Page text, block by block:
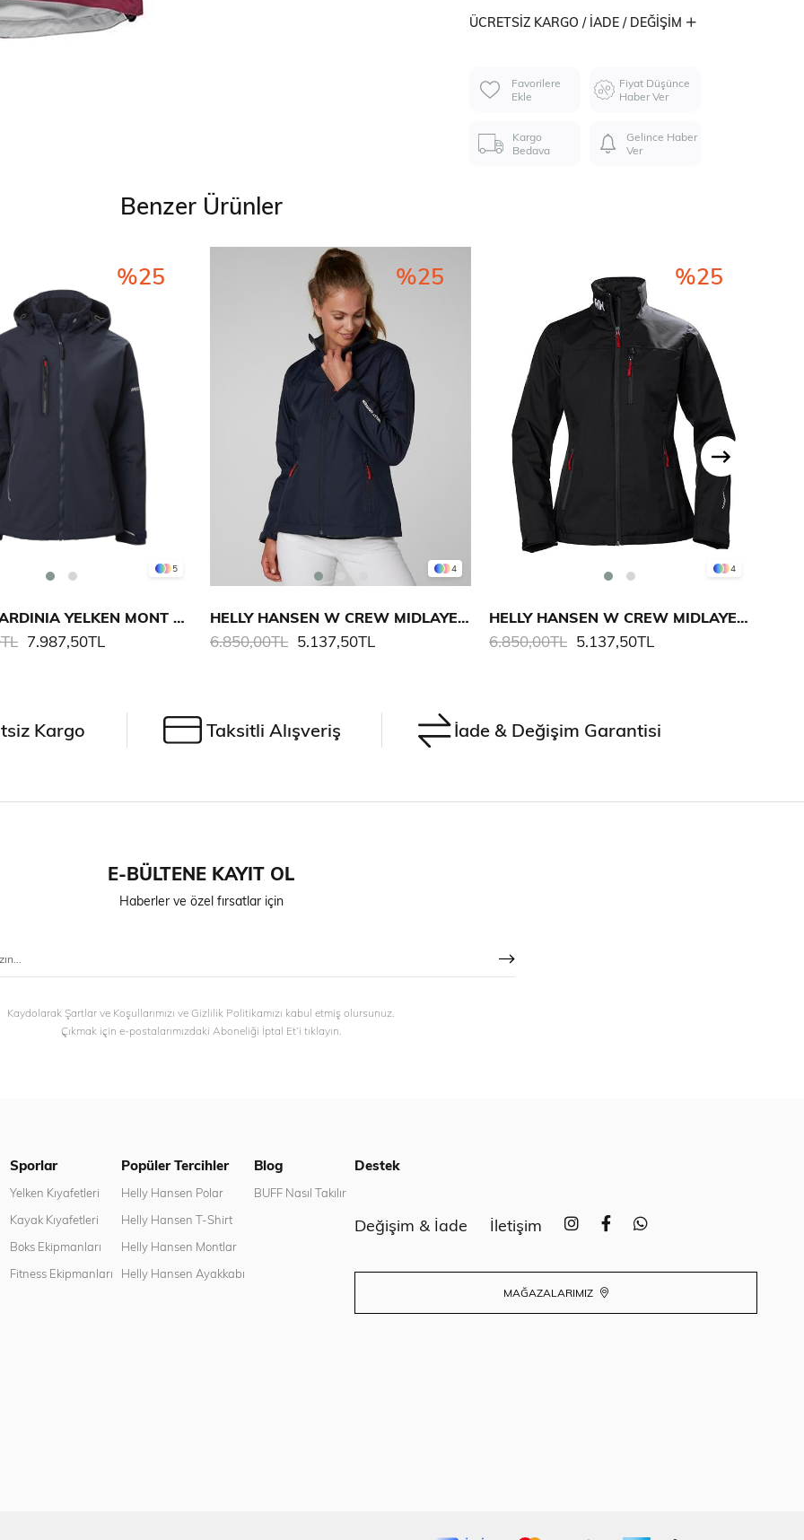
ÜCRETSIZ KARGO / İADE / DEĞIŞIM
Favorilere
Ekle
Fiyat Düşünce
Haber Ver
Kargo
Bedava
Gelince Haber
Ver
Benzer Ürünler
5
MUSTO SARDINIA YELKEN MONT 2.0 KADIN
7.987,50TL
%25
4
HELLY HANSEN W CREW MIDLAYER POLARLI MONT
5.137,50TL
6.850,00TL
%25
4
HELLY HANSEN W CREW MIDLAYER POLARLI MONT
5.137,50TL
6.850,00TL
%25
Kargo Taksitli Alışveriş İade & Değişim Garantisi
E-BÜLTENE KAYIT OL
Haberler ve özel fırsatlar için
Kaydolarak Şartlar ve Koşullarımızı ve Gizlilik Politikamızı kabul etmiş olursunuz.
Çıkmak için e-postalarımızdaki Aboneliği İptal Et’i tıklayın.
Sporlar
Yelken Kıyafetleri
Kayak Kıyafetleri
Boks Ekipmanları
Fitness Ekipmanları
Popüler Tercihler
Helly Hansen Polar
Helly Hansen T-Shirt
Helly Hansen Montlar
Helly Hansen Ayakkabı
Blog
BUFF Nasıl Takılır
Destek
Değişim & İade İletişim
MAĞAZALARIMIZ